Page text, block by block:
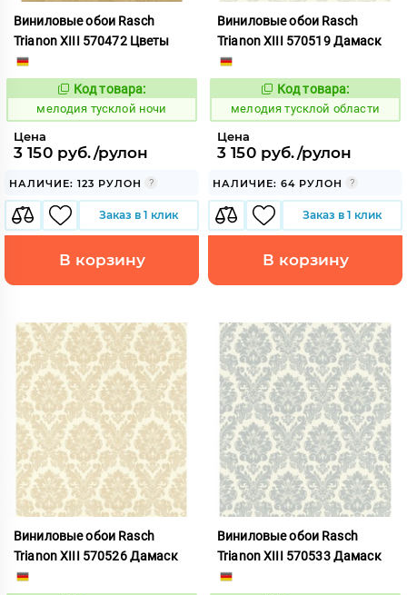
Виниловые обои Rasch
Trianon XIII 570472 Цветы
966436
Код товара:
мелодия тусклой ночи
Цена
3 150 руб./рулон
НАЛИЧИЕ: 123 РУЛОН
Заказ в 1 клик
В корзину
Виниловые обои Rasch
Trianon XIII 570519 Дамаск
966438
Код товара:
мелодия тусклой области
Цена
3 150 руб./рулон
НАЛИЧИЕ: 64 РУЛОН
Заказ в 1 клик
В корзину
Виниловые обои Rasch
Trianon XIII 570526 Дамаск
Виниловые обои Rasch
Trianon XIII 570533 Дамаск